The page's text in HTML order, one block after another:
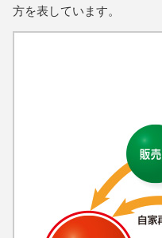
方を表しています。